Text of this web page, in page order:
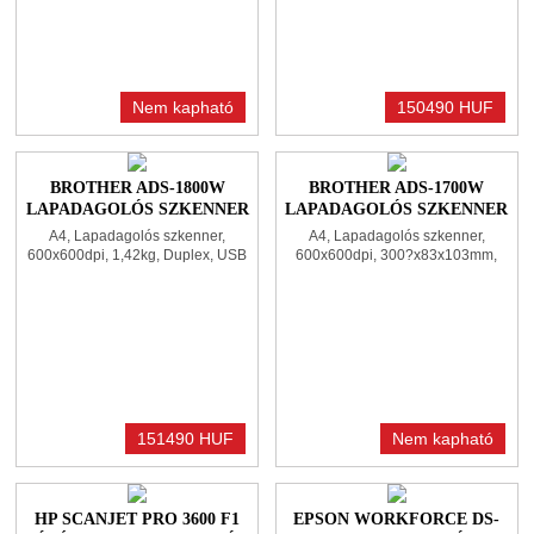
Nem kapható 150490 HUF
BROTHER ADS-1800W
LAPADAGOLÓS SZKENNER
WHITE
A4, Lapadagolós szkenner,
600x600dpi, 1,42kg, Duplex, USB
151490 HUF
BROTHER ADS-1700W
LAPADAGOLÓS SZKENNER
WHITE
A4, Lapadagolós szkenner,
600x600dpi, 300?x83x103mm,
Nem kapható
HP SCANJET PRO 3600 F1
EPSON WORKFORCE DS-